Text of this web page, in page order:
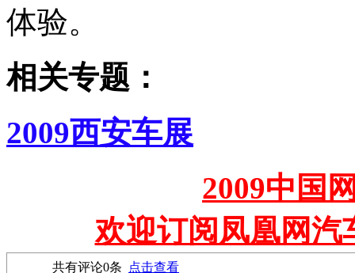
体验。
相关专题：
2009西安车展
2009中国
欢迎订阅凤凰网汽
共有评论0条 点击查看